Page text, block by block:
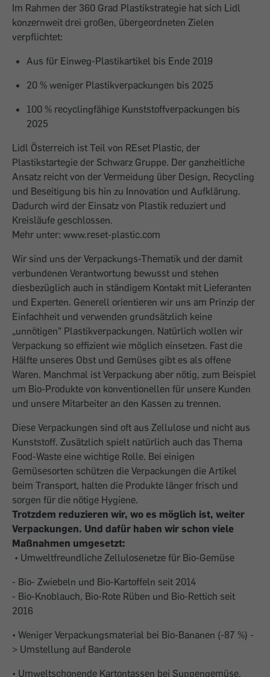
Im Rahmen der 360 Grad Plastikstrategie hat sich Lidl
konzernweit drei großen, übergeordneten Zielen
verpflichtet:
Aus für Einweg-Plastikartikel bis Ende 2019
20 % weniger Plastikverpackungen bis 2025
100 % recyclingfähige Kunststoffverpackungen bis
2025
Lidl Österreich ist Teil von REset Plastic, der
Plastikstartegie der Schwarz Gruppe. Der ganzheitliche
Ansatz reicht von der Vermeidung über Design, Recycling
und Beseitigung bis hin zu Innovation und Aufklärung.
Dadurch wird der Einsatz von Plastik reduziert und
Kreisläufe geschlossen.
Mehr unter: www.reset-plastic.com
Wir sind uns der Verpackungs-Thematik und der damit
verbundenen Verantwortung bewusst und stehen
diesbezüglich auch in ständigem Kontakt mit Lieferanten
und Experten. Generell orientieren wir uns am Prinzip der
Einfachheit und verwenden grundsätzlich keine
„unnötigen" Plastikverpackungen. Natürlich wollen wir
Verpackung so effizient wie möglich einsetzen. Fast die
Hälfte unseres Obst und Gemüses gibt es als offene
Waren. Manchmal ist Verpackung aber nötig, zum Beispiel
um Bio-Produkte von konventionellen für unsere Kunden
und unsere Mitarbeiter an den Kassen zu trennen.
Diese Verpackungen sind oft aus Zellulose und nicht aus
Kunststoff. Zusätzlich spielt natürlich auch das Thema
Food-Waste eine wichtige Rolle. Bei einigen
Gemüsesorten schützen die Verpackungen die Artikel
beim Transport, halten die Produkte länger frisch und
sorgen für die nötige Hygiene.
Trotzdem reduzieren wir, wo es möglich ist, weiter
Verpackungen. Und dafür haben wir schon viele
Maßnahmen umgesetzt:
• Umweltfreundliche Zellulosenetze für Bio-Gemüse
- Bio- Zwiebeln und Bio-Kartoffeln seit 2014
- Bio-Knoblauch, Bio-Rote Rüben und Bio-Rettich seit
2016
• Weniger Verpackungsmaterial bei Bio-Bananen (-87 %) -
> Umstellung auf Banderole
• Umweltschonende Kartontassen bei Suppengemüse,